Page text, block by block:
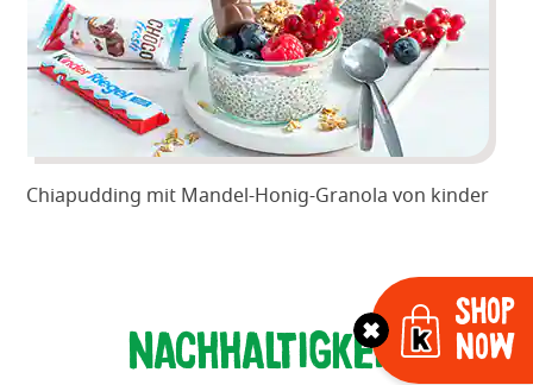
Chiapudding mit Mandel-Honig-Granola von kinder
Nachhaltigkeit
Shop
Now